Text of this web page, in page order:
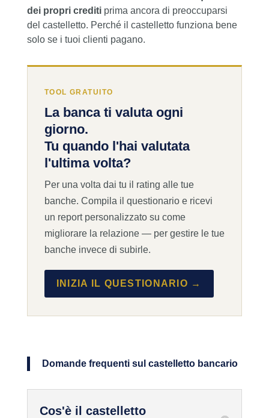
dei propri creditiprima ancora di preoccuparsi
del castelletto. Perché il castelletto funziona bene
solo se i tuoi clienti pagano.
TOOL GRATUITO
La banca ti valuta ogni
giorno.
Tu quando l'hai valutata
l'ultima volta?
Per una volta dai tu il rating alle tue
banche. Compila il questionario e ricevi
un report personalizzato su come
migliorare la relazione — per gestire le tue
banche invece di subirle.
INIZIA IL QUESTIONARIO →
Domande frequenti sul castelletto bancario
Cos'è il castelletto